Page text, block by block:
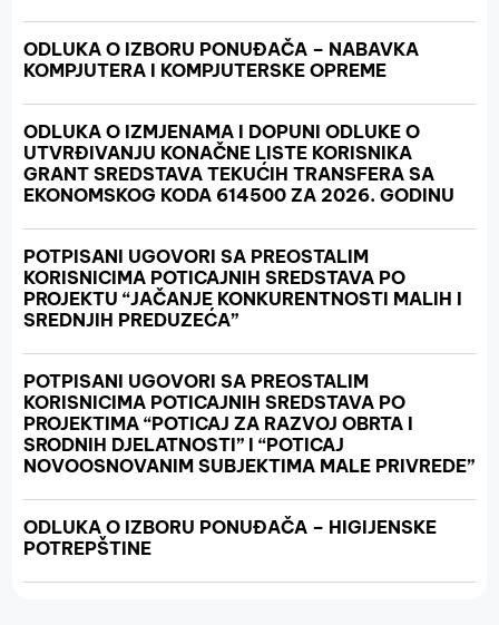
ODLUKA O IZBORU PONUĐAČA – NABAVKA
KOMPJUTERA I KOMPJUTERSKE OPREME
ODLUKA O IZMJENAMA I DOPUNI ODLUKE O
UTVRĐIVANJU KONAČNE LISTE KORISNIKA
GRANT SREDSTAVA TEKUĆIH TRANSFERA SA
EKONOMSKOG KODA 614500 ZA 2026. GODINU
POTPISANI UGOVORI SA PREOSTALIM
KORISNICIMA POTICAJNIH SREDSTAVA PO
PROJEKTU “JAČANJE KONKURENTNOSTI MALIH I
SREDNJIH PREDUZEĆA”
POTPISANI UGOVORI SA PREOSTALIM
KORISNICIMA POTICAJNIH SREDSTAVA PO
PROJEKTIMA “POTICAJ ZA RAZVOJ OBRTA I
SRODNIH DJELATNOSTI” I “POTICAJ
NOVOOSNOVANIM SUBJEKTIMA MALE PRIVREDE”
ODLUKA O IZBORU PONUĐAČA – HIGIJENSKE
POTREPŠTINE